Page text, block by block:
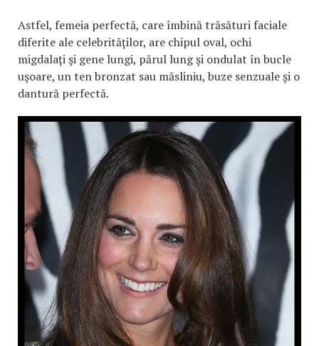
Astfel, femeia perfectă, care îmbină trăsături faciale
diferite ale celebrităţilor, are chipul oval, ochi
migdalaţi şi gene lungi, părul lung şi ondulat în bucle
uşoare, un ten bronzat sau măsliniu, buze senzuale şi o
dantură perfectă.